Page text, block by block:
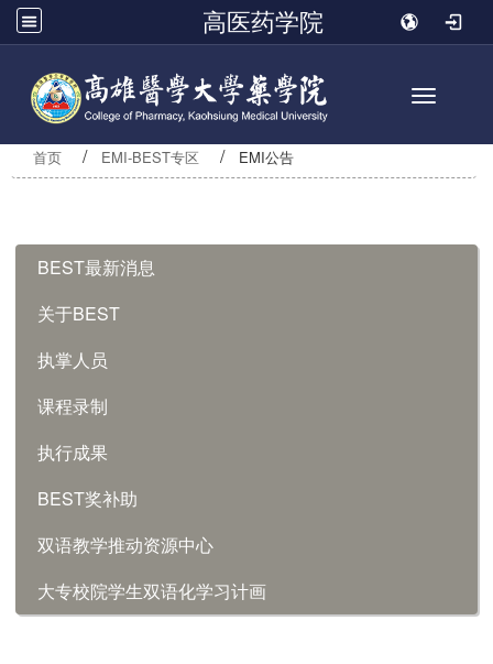
高医药学院
Toggle
首页 EMI-BEST专区 EMI公告
BEST最新消息
关于BEST
执掌人员
课程录制
执行成果
BEST奖补助
双语教学推动资源中心
大专校院学生双语化学习计画